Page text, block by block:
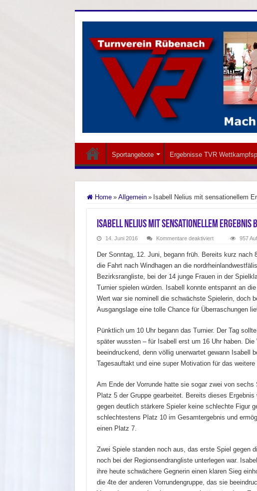
Sportangebote Ergebnisse TVR
Home » Allgemein » Isabell Nelius mit sensationellem
Isabell Nelius mit sensationellem
14. Juni 2016 Kommentare deaktiviertfür
mit
sensationellem
Ergebnis
bei
der
Bezirksrangliste
957
Der Sonntag, 12. Juni, begann früh. Bereits kurz
die Fahrt nach Windhagen an die
Bezirksrangliste, bei der 14 junge Frauen in der
Turnier spielen würden. Isabell konnte entspannt an
Wert war sie nominell die schwächste Spielerin, doch
Ausgangslage eine tolle Chance für Überraschungen
Pünktlich um 10 Uhr begann das Turnier. Der Tag
später wussten – für Isabell erst um 16 Uhr haben.
beeindruckend, denn völlig unerwartet gewann Isabell
Tagesauftakt und eine super Motivation für das weitere
Am Ende der Vorrunde hatte sie sogar zwei von
Platz 5 der Gruppe gearbeitet. Bereits dieses
gegen deutlich stärkere Spieler keine schlechte Figur
schlechtestens Platz 10 im Gesamtergebnis und
einen Platz 7.
Zwei Spiele standen noch aus, das erste Spiel gegen
noch bei der Regionsendrangliste unterlegen war.
ihre heute schwächere Gegnerin einen klaren Sieg
die 4te der anderen Vorrundengruppe, das sie